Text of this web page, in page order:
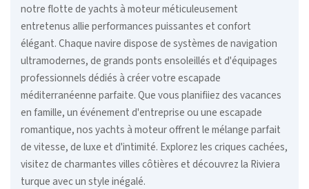
notre flotte de yachts à moteur méticuleusement
entretenus allie performances puissantes et confort
élégant. Chaque navire dispose de systèmes de navigation
ultramodernes, de grands ponts ensoleillés et d'équipages
professionnels dédiés à créer votre escapade
méditerranéenne parfaite. Que vous planifiiez des vacances
en famille, un événement d'entreprise ou une escapade
romantique, nos yachts à moteur offrent le mélange parfait
de vitesse, de luxe et d'intimité. Explorez les criques cachées,
visitez de charmantes villes côtières et découvrez la Riviera
turque avec un style inégalé.